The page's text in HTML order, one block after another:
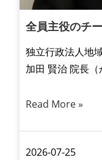
全員主役のチ
独立行政法人地
加田 賢治 院長
Read More »
2026-07-25